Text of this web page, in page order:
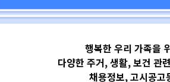
행복한 우리 가족을
다양한 주거, 생활, 보건 관
채용정보, 고시공고